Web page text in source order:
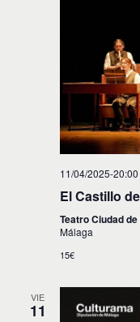
11/04/2025-20:00
El Castillo
Teatro Ciudad
Málaga
15€
VIE
11